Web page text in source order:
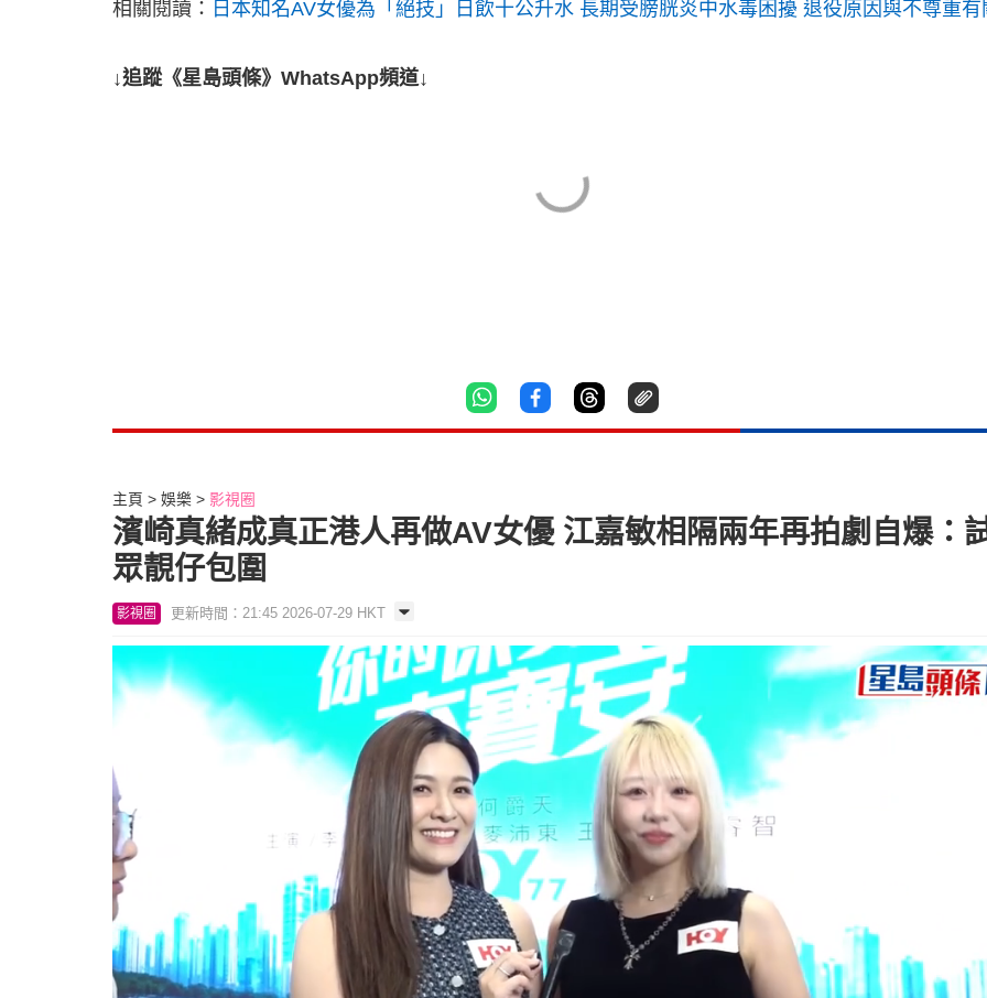
相關閱讀： 日本知名AV女優為「絕技」日飲十公升水 長期受膀胱炎中水毒困擾 退役原因與不尊重有
↓追蹤《星島頭條》WhatsApp頻道↓
主頁 娛樂 影視圈
濱崎真緒成真正港人再做AV女優 江嘉敏相隔兩年再拍劇自爆：
眾靚仔包圍
影視圈 更新時間：21:45 2026-07-29 HKT